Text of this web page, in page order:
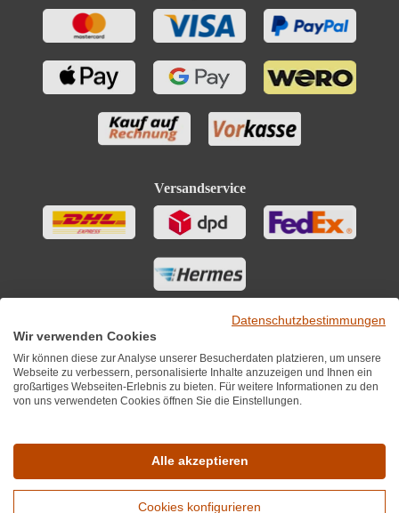
Versandservice
Datenschutzbestimmungen
Wir verwenden Cookies
Wir können diese zur Analyse unserer Besucherdaten platzieren, um unsere
Webseite zu verbessern, personalisierte Inhalte anzuzeigen und Ihnen ein
großartiges Webseiten-Erlebnis zu bieten. Für weitere Informationen zu den
von uns verwendeten Cookies öffnen Sie die Einstellungen.
Alle akzeptieren
Cookies konfigurieren